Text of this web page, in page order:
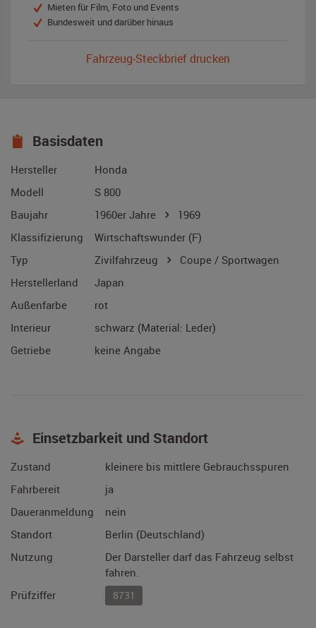
Mieten für Film, Foto und Events
Bundesweit und darüber hinaus
Fahrzeug-Steckbrief drucken
Basisdaten
Hersteller
Honda
Modell
S 800
Baujahr
1960er Jahre
1969
Klassifizierung
Wirtschaftswunder (F)
Typ
Zivilfahrzeug
Coupe / Sportwagen
Herstellerland
Japan
Außenfarbe
rot
Interieur
schwarz (Material: Leder)
Getriebe
keine Angabe
Einsetzbarkeit und Standort
Zustand
kleinere bis mittlere Gebrauchsspuren
Fahrbereit
ja
Daueranmeldung
nein
Standort
Berlin (Deutschland)
Nutzung
Der Darsteller darf das Fahrzeug selbst
fahren.
Prüfziffer
8731